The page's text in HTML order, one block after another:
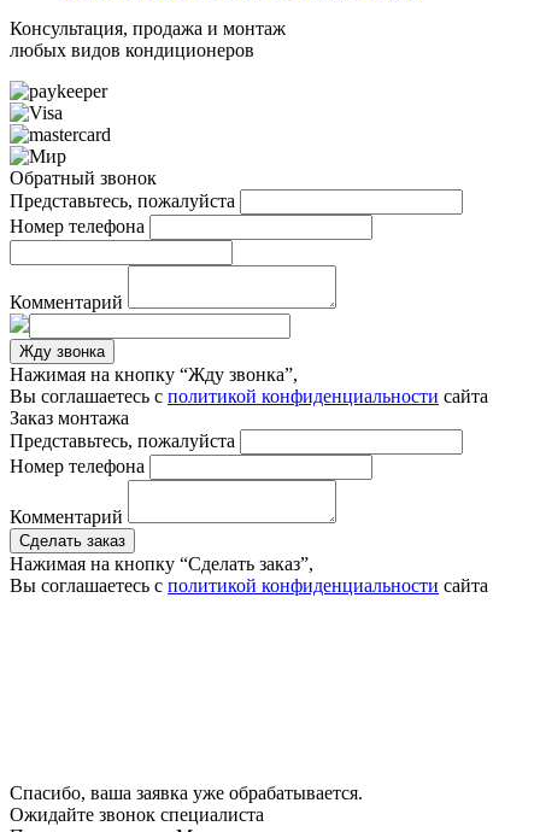
Консультация, продажа и монтаж
любых видов кондиционеров
Обратный звонок
Представьтесь, пожалуйста
Номер телефона
Комментарий
Жду звонка
Нажимая на кнопку “Жду звонка”,
Вы соглашаетесь с политикой конфиденциальности сайта
Заказ монтажа
Представьтесь, пожалуйста
Номер телефона
Комментарий
Сделать заказ
Нажимая на кнопку “Сделать заказ”,
Вы соглашаетесь с политикой конфиденциальности сайта
Спасибо, ваша заявка уже обрабатывается.
Ожидайте звонок специалиста